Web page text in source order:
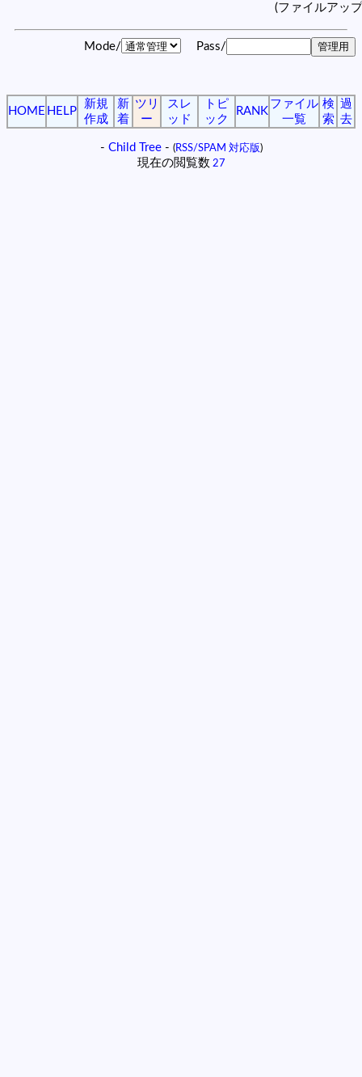
(ファイルアッ
Mode/ Pass/
HOME HELP
新規
作成
新
着
ツリ
ー
スレ
ッド
トピ
ック
RANK
ファイル
一覧
検
索
過
去
- Child Tree- (RSS/SPAM 対応版)
現在の閲覧数 27